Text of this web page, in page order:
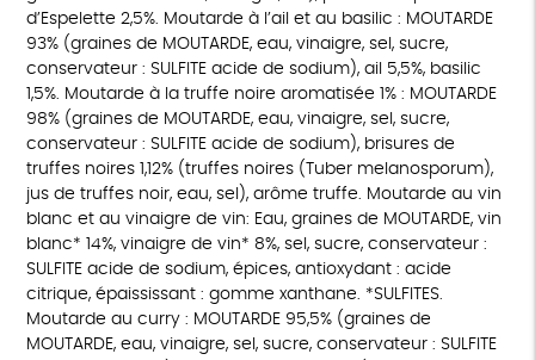
d’Espelette 2,5%. Moutarde à l’ail et au basilic : MOUTARDE
93% (graines de MOUTARDE, eau, vinaigre, sel, sucre,
conservateur : SULFITE acide de sodium), ail 5,5%, basilic
1,5%. Moutarde à la truffe noire aromatisée 1% : MOUTARDE
98% (graines de MOUTARDE, eau, vinaigre, sel, sucre,
conservateur : SULFITE acide de sodium), brisures de
truffes noires 1,12% (truffes noires (Tuber melanosporum),
jus de truffes noir, eau, sel), arôme truffe. Moutarde au vin
blanc et au vinaigre de vin: Eau, graines de MOUTARDE, vin
blanc* 14%, vinaigre de vin* 8%, sel, sucre, conservateur :
SULFITE acide de sodium, épices, antioxydant : acide
citrique, épaississant : gomme xanthane. *SULFITES.
Moutarde au curry : MOUTARDE 95,5% (graines de
MOUTARDE, eau, vinaigre, sel, sucre, conservateur : SULFITE